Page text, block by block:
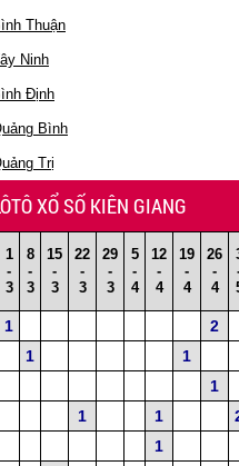
Thuận
Ninh
Định
Bình
Trị
XỔ SỐ KIÊN GIANG
1
-
3
8
-
3
15
-
3
22
-
3
29
-
3
5
-
4
12
-
4
19
-
4
26
-
4
1 2
1 1
1
1 1
1